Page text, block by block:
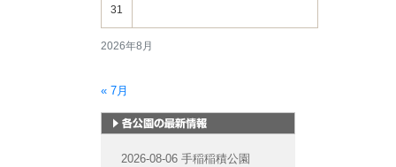
2026年8月
31
« 7月
2026-08-06 手稲稲積公園